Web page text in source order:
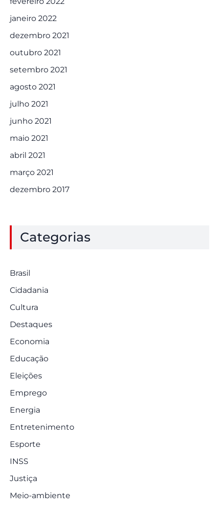
janeiro 2022
dezembro 2021
outubro 2021
setembro 2021
agosto 2021
julho 2021
junho 2021
maio 2021
abril 2021
março 2021
dezembro 2017
Categorias
Brasil
Cidadania
Cultura
Destaques
Economia
Educação
Eleições
Emprego
Energia
Entretenimento
Esporte
INSS
Justiça
Meio-ambiente